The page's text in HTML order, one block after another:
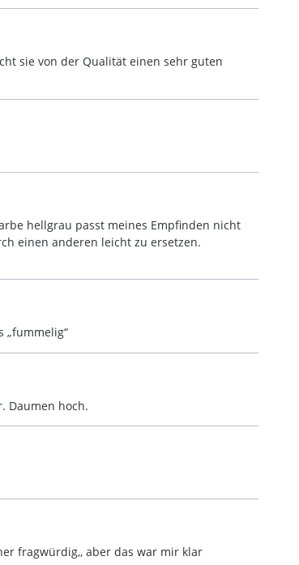
sie von der Qualität einen sehr guten
hellgrau passt meines Empfinden nicht
einen anderen leicht zu ersetzen.
„fummelig“
Daumen hoch.
fragwürdig,, aber das war mir klar